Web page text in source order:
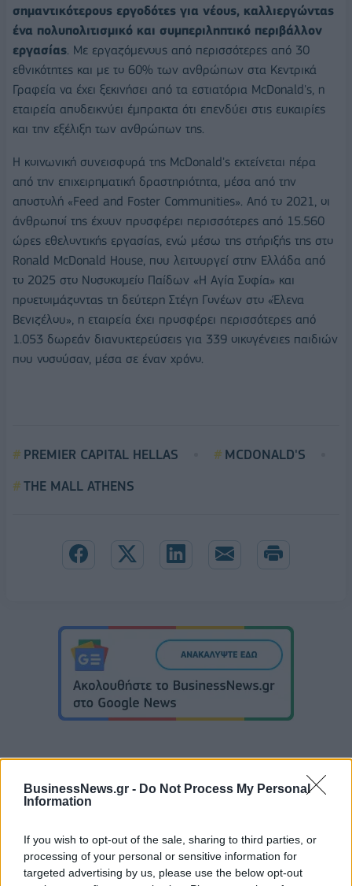
BusinessNews.gr - Do Not Process My Personal
Information
If you wish to opt-out of the sale, sharing to third parties, or
processing of your personal or sensitive information for
targeted advertising by us, please use the below opt-out
σημαντικότερους εργοδότες για νέους, καλλιεργώντας
ένα πολυπολιτισμικό και συμπεριληπτικό περιβάλλον
εργασίας. Με εργαζόμενους από περισσότερες από 30
εθνικότητες και με το 60% των ανθρώπων στα Κεντρικά
Γραφεία να έχει ξεκινήσει από τα εστιατόρια McDonald's, η
εταιρεία αποδεικνύει έμπρακτα ότι επενδύει στις ευκαιρίες
και την εξέλιξη των ανθρώπων της.
Η κοινωνική συνεισφορά της McDonald's εκτείνεται πέρα
από την επιχειρηματική δραστηριότητα, μέσα από την
αποστολή «Feed and Foster Communities». Από το 2021, οι
άνθρωποί της έχουν προσφέρει περισσότερες από 15.560
ώρες εθελοντικής εργασίας, ενώ μέσω της στήριξής της στο
Ronald McDonald House, που λειτουργεί στην Ελλάδα από
το 2025 στο Νοσοκομείο Παίδων «Η Αγία Σοφία» και
προετοιμάζοντας τη δεύτερη Στέγη Γονέων στο «Έλενα
Βενιζέλου», η εταιρεία έχει προσφέρει περισσότερες από
1.053 δωρεάν διανυκτερεύσεις για 339 οικογένειες παιδιών
που νοσούσαν, μέσα σε έναν χρόνο.
PREMIER CAPITAL HELLAS
MCDONALD'S
THE MALL ATHENS
Γιαννακόπουλος: «Του χρόνου θα υπογράψω τον Γιόκιτς, ρωτήστε
Σλοβενία: Χωρίς Ντόντσιτς και